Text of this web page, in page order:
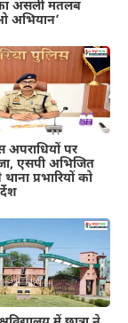
असली मतलब
अभियान’
अपराधियों पर
एसपी अभिजित
प्रभारियों को